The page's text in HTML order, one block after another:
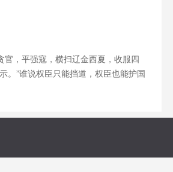
，平强寇，横扫辽金西夏，收服四
。”谁说权臣只能挡道，权臣也能护国